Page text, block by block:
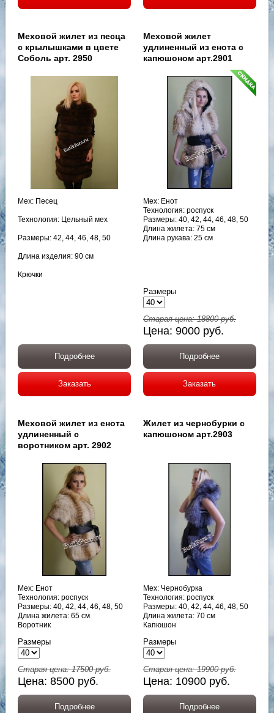
Меховой жилет из песца
с крылышками в цвете
Соболь арт. 2950
Мех: Песец
Технология: Цельный мех
Размеры: 42, 44, 46, 48, 50
Длина изделия: 90 см
Крючки
Подробнее
Заказать
Меховой жилет
удлиненный из енота с
капюшоном арт.2901
Мех: Енот
Технология: роспуск
Размеры: 40, 42, 44, 46, 48, 50
Длина жилета: 75 см
Длина рукава: 25 см
Размеры
Старая цена:18800руб.
Цена: 9000 руб.
Подробнее
Заказать
Меховой жилет из енота
удлиненный с
воротником арт. 2902
Мех: Енот
Технология: роспуск
Размеры: 40, 42, 44, 46, 48, 50
Длина жилета: 65 см
Воротник
Размеры
Старая цена:17500руб.
Цена:8500 руб.
Подробнее
Жилет из чернобурки с
капюшоном арт.2903
Мех: Чернобурка
Технология: роспуск
Размеры: 40, 42, 44, 46, 48, 50
Длина жилета: 70 см
Капюшон
Размеры
Старая цена:19900руб.
Цена: 10900 руб.
Подробнее